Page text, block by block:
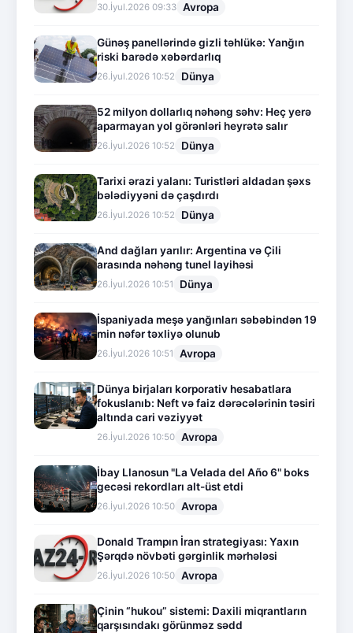
30.İyul.2026 09:33 Avropa
Günəş panellərində gizli təhlükə: Yanğın
riski barədə xəbərdarlıq
26.İyul.2026 10:52 Dünya
52 milyon dollarlıq nəhəng səhv: Heç yerə
aparmayan yol görənləri heyrətə salır
26.İyul.2026 10:52 Dünya
Tarixi ərazi yalanı: Turistləri aldadan şəxs
bələdiyyəni də çaşdırdı
26.İyul.2026 10:52 Dünya
And dağları yarılır: Argentina və Çili
arasında nəhəng tunel layihəsi
26.İyul.2026 10:51 Dünya
İspaniyada meşə yanğınları səbəbindən 19
min nəfər təxliyə olunub
26.İyul.2026 10:51 Avropa
Dünya birjaları korporativ hesabatlara
fokuslanıb: Neft və faiz dərəcələrinin təsiri
altında cari vəziyyət
26.İyul.2026 10:50 Avropa
İbay Llanosun "La Velada del Año 6" boks
gecəsi rekordları alt-üst etdi
26.İyul.2026 10:50 Avropa
Donald Trampın İran strategiyası: Yaxın
Şərqdə növbəti gərginlik mərhələsi
26.İyul.2026 10:50 Avropa
Çinin “hukou” sistemi: Daxili miqrantların
qarşısındakı görünməz sədd